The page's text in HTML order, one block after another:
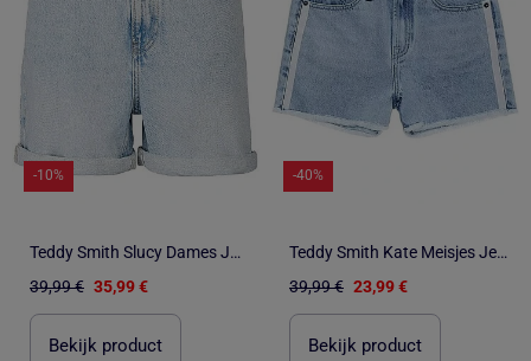
-10%
Teddy Smith Slucy Dames Jeans Short Blauw
39,99 € 35,99 €
Bekijk product
-40%
Teddy Smith Kate Meisjes Jeans Short Blauw
39,99 € 23,99 €
Bekijk product